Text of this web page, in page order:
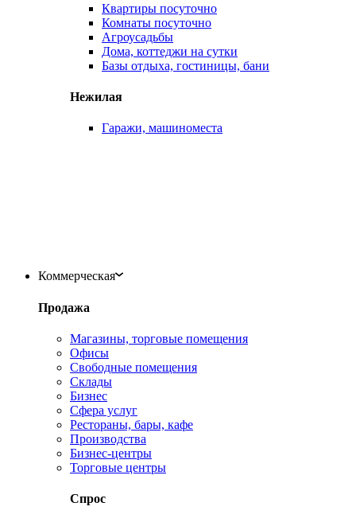
Квартиры посуточно
Комнаты посуточно
Агроусадьбы
Дома, коттеджи на сутки
Базы отдыха, гостиницы, бани
Нежилая
Гаражи, машиноместа
Коммерческая
Продажа
Магазины, торговые помещения
Офисы
Свободные помещения
Склады
Бизнес
Сфера услуг
Рестораны, бары, кафе
Производства
Бизнес-центры
Торговые центры
Спрос